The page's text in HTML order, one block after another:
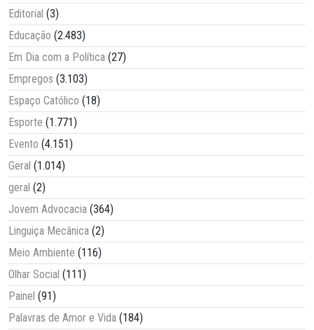
Editorial (3)
Educação (2.483)
Em Dia com a Política (27)
Empregos (3.103)
Espaço Católico (18)
Esporte (1.771)
Evento (4.151)
Geral (1.014)
geral (2)
Jovem Advocacia (364)
Linguiça Mecânica (2)
Meio Ambiente (116)
Olhar Social (111)
Painel (91)
Palavras de Amor e Vida (184)